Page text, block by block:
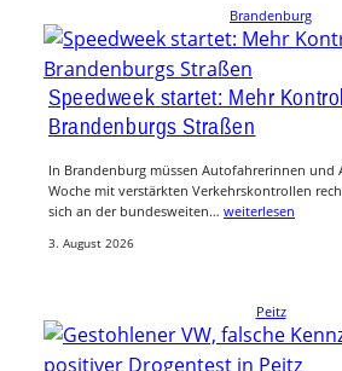
Brandenburg
Speedweek startet: Mehr
Brandenburgs Straßen
In Brandenburg müssen Autofahrerinnen und
Woche mit verstärkten Verkehrskontrollen
sich an der bundesweiten… weiterlesen
3. August 2026
Peitz